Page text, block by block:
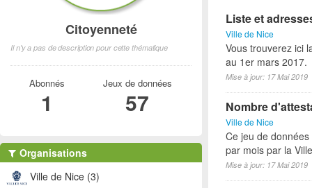
Liste et
Ville de Nice
Vous trouverez ici
au 1er mars 2017.
Mise à jour: 17 Mai 2019
Nombre
Ville de Nice
Ce jeu de
par mois par la
Mise à jour: 17 Mai 2019
Citoyenneté
Il n'y a pas de description pour cette thématique
Abonnés
1
Jeux de données
57
Organisations
Ville de Nice (3)